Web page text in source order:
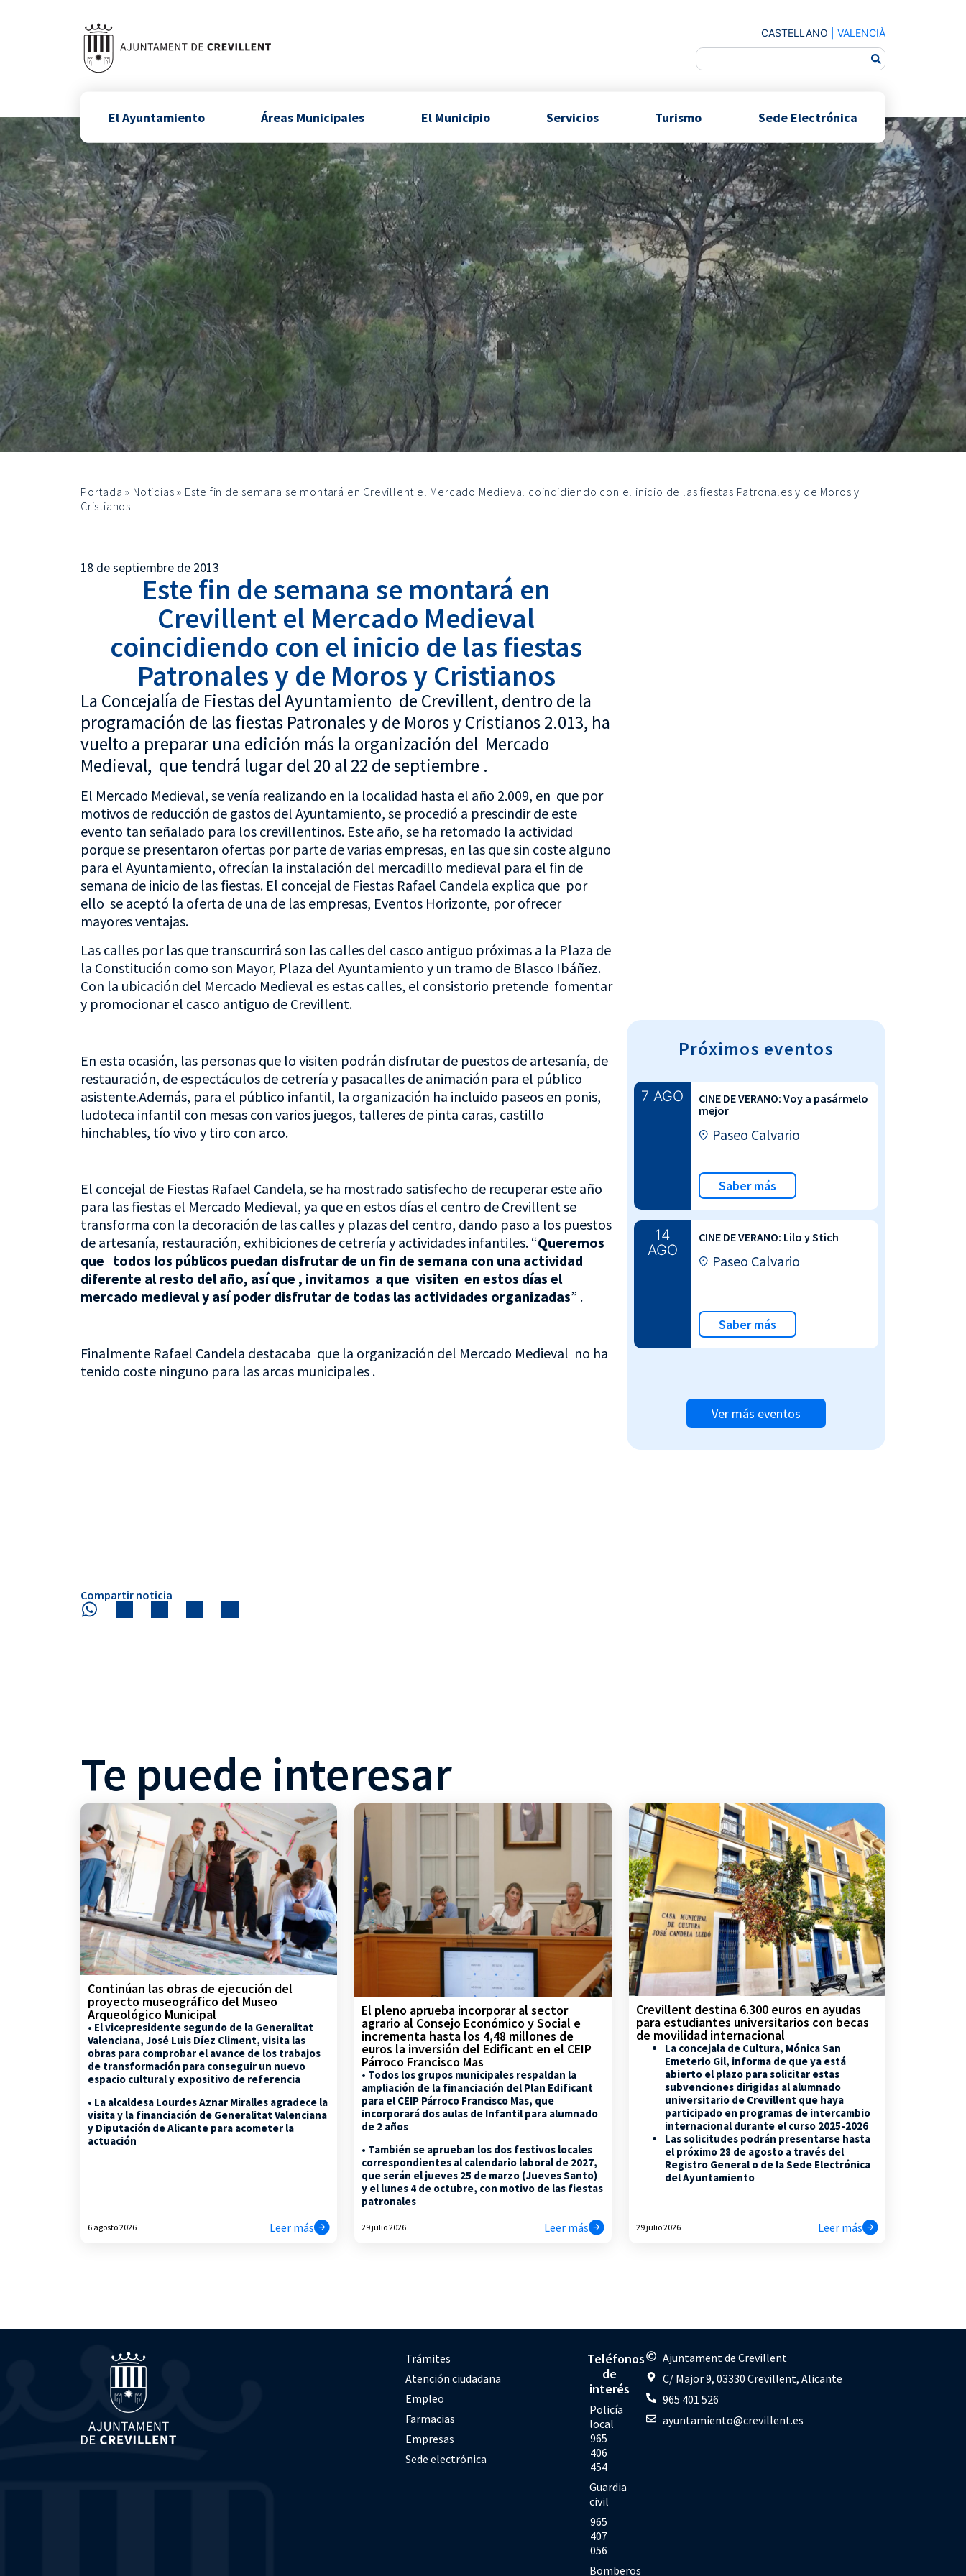
CASTELLANO VALENCIÀ
El Ayuntamiento Áreas Municipales El Municipio Servicios Turismo Sede Electrónica
Portada » Noticias » Este fin de semana se montará en Crevillent el Mercado Medieval coincidiendo con el inicio de las fiestas Patronales y de Moros y
Cristianos
18 de septiembre de 2013
Este fin de semana se montará en
Crevillent el Mercado Medieval
coincidiendo con el inicio de las fiestas
Patronales y de Moros y Cristianos
La Concejalía de Fiestas del Ayuntamiento de Crevillent, dentro de la
programación de las fiestas Patronales y de Moros y Cristianos 2.013, ha
vuelto a preparar una edición más la organización del Mercado
Medieval, que tendrá lugar del 20 al 22 de septiembre .
El Mercado Medieval, se venía realizando en la localidad hasta el año 2.009, en que por
motivos de reducción de gastos del Ayuntamiento, se procedió a prescindir de este
evento tan señalado para los crevillentinos. Este año, se ha retomado la actividad
porque se presentaron ofertas por parte de varias empresas, en las que sin coste alguno
para el Ayuntamiento, ofrecían la instalación del mercadillo medieval para el fin de
semana de inicio de las fiestas. El concejal de Fiestas Rafael Candela explica que por
ello se aceptó la oferta de una de las empresas, Eventos Horizonte, por ofrecer
mayores ventajas.
Las calles por las que transcurrirá son las calles del casco antiguo próximas a la Plaza de
la Constitución como son Mayor, Plaza del Ayuntamiento y un tramo de Blasco Ibáñez.
Con la ubicación del Mercado Medieval es estas calles, el consistorio pretende fomentar
y promocionar el casco antiguo de Crevillent.
En esta ocasión, las personas que lo visiten podrán disfrutar de puestos de artesanía, de
restauración, de espectáculos de cetrería y pasacalles de animación para el público
asistente.Además, para el público infantil, la organización ha incluido paseos en ponis,
ludoteca infantil con mesas con varios juegos, talleres de pinta caras, castillo
hinchables, tío vivo y tiro con arco.
El concejal de Fiestas Rafael Candela, se ha mostrado satisfecho de recuperar este año
para las fiestas el Mercado Medieval, ya que en estos días el centro de Crevillent se
transforma con la decoración de las calles y plazas del centro, dando paso a los puestos
de artesanía, restauración, exhibiciones de cetrería y actividades infantiles. “Queremos
que todos los públicos puedan disfrutar de un fin de semana con una actividad
diferente al resto del año, así que , invitamos a que visiten en estos días el
mercado medieval y así poder disfrutar de todas las actividades organizadas” .
Finalmente Rafael Candela destacaba que la organización del Mercado Medieval no ha
tenido coste ninguno para las arcas municipales .
Próximos eventos
7 AGO
CINE DE VERANO: Voy a pasármelo
mejor
Paseo Calvario
Saber más
14
AGO
CINE DE VERANO: Lilo y Stich
Paseo Calvario
Saber más
Ver más eventos
Compartir noticia
Te puede interesar
Continúan las obras de ejecución del
proyecto museográfico del Museo
Arqueológico Municipal
• El vicepresidente segundo de la Generalitat
Valenciana, José Luis Díez Climent, visita las
obras para comprobar el avance de los trabajos
de transformación para conseguir un nuevo
espacio cultural y expositivo de referencia
• La alcaldesa Lourdes Aznar Miralles agradece la
visita y la financiación de Generalitat Valenciana
y Diputación de Alicante para acometer la
actuación
6 agosto 2026 Leer más
El pleno aprueba incorporar al sector
agrario al Consejo Económico y Social e
incrementa hasta los 4,48 millones de
euros la inversión del Edificant en el CEIP
Párroco Francisco Mas
• Todos los grupos municipales respaldan la
ampliación de la financiación del Plan Edificant
para el CEIP Párroco Francisco Mas, que
incorporará dos aulas de Infantil para alumnado
de 2 años
• También se aprueban los dos festivos locales
correspondientes al calendario laboral de 2027,
que serán el jueves 25 de marzo (Jueves Santo)
y el lunes 4 de octubre, con motivo de las fiestas
patronales
29 julio 2026 Leer más
Crevillent destina 6.300 euros en ayudas
para estudiantes universitarios con becas
de movilidad internacional
La concejala de Cultura, Mónica San
Emeterio Gil, informa de que ya está
abierto el plazo para solicitar estas
subvenciones dirigidas al alumnado
universitario de Crevillent que haya
participado en programas de intercambio
internacional durante el curso 2025-2026
Las solicitudes podrán presentarse hasta
el próximo 28 de agosto a través del
Registro General o de la Sede Electrónica
del Ayuntamiento
29 julio 2026 Leer más
Trámites
Atención ciudadana
Empleo
Farmacias
Empresas
Sede electrónica
Teléfonos
de
interés
Policía
local
965
406
454
Guardia
civil
965
407
056
Bomberos
Ajuntament de Crevillent
C/ Major 9, 03330 Crevillent, Alicante
965 401 526
ayuntamiento@crevillent.es